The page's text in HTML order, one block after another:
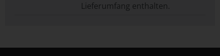
Lieferumfang enthalten.